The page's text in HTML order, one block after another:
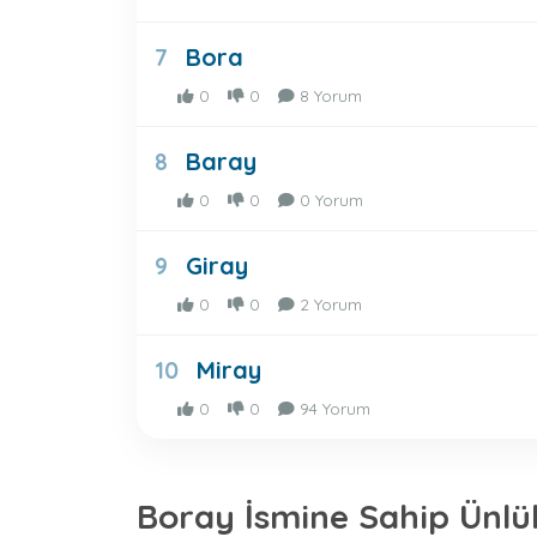
7 Bora
0 0 8 Yorum
8 Baray
0 0 0 Yorum
9 Giray
0 0 2 Yorum
10 Miray
0 0 94 Yorum
Boray İsmine Sahip